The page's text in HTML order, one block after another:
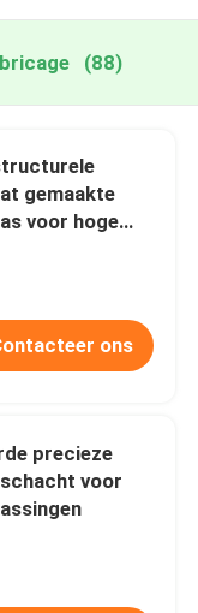
(88)
gemaakte
voor hoge
ons
precieze
voor